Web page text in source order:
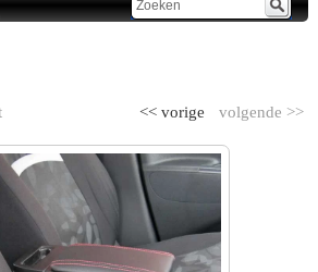
volgende >>
<< vorige